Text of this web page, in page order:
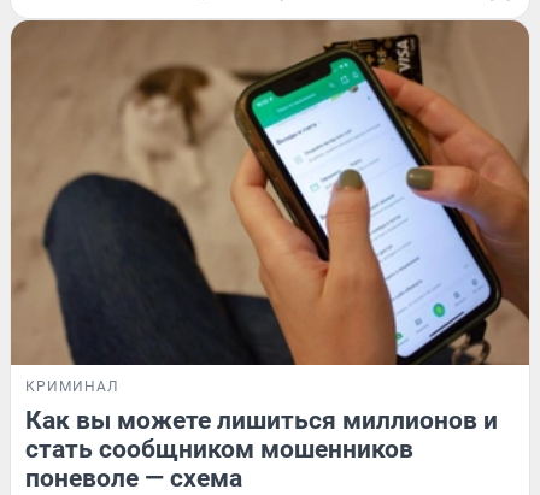
КРИМИНАЛ
Как вы можете лишиться миллионов и
стать сообщником мошенников
поневоле — схема